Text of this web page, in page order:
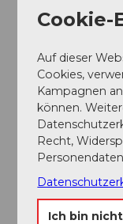
Veranstaltung
Essen und
Veranstaltungsort
Musikpavillon
6006Luzern
Website
Cookie-
Auf dieser
Cookies,
Kampagnen
können.
Recht,
Ich bin